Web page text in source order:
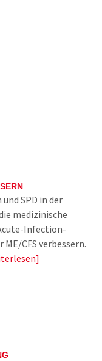
SPD in der
medizinische
Infection-
CFS verbessern.